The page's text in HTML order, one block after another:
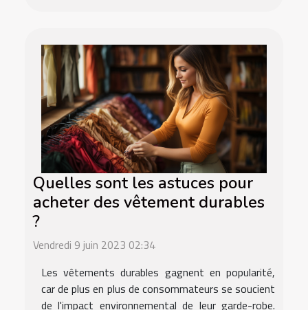
Quelles sont les astuces pour
acheter des vêtement durables
?
Vendredi 9 juin 2023 02:34
Les vêtements durables gagnent en popularité,
car de plus en plus de consommateurs se soucient
de l'impact environnemental de leur garde-robe.